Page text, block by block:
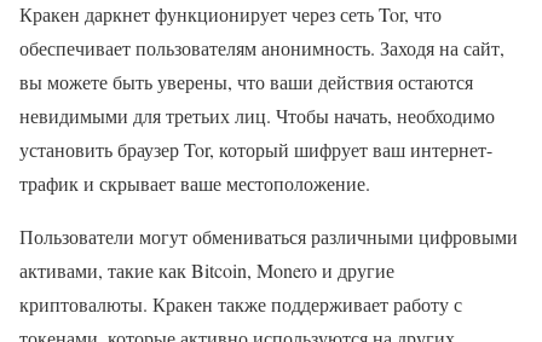
Кракен даркнет функционирует через сеть Tor, что
обеспечивает пользователям анонимность. Заходя на сайт,
вы можете быть уверены, что ваши действия остаются
невидимыми для третьих лиц. Чтобы начать, необходимо
установить браузер Tor, который шифрует ваш интернет-
трафик и скрывает ваше местоположение.
Пользователи могут обмениваться различными цифровыми
активами, такие как Bitcoin, Monero и другие
криптовалюты. Кракен также поддерживает работу с